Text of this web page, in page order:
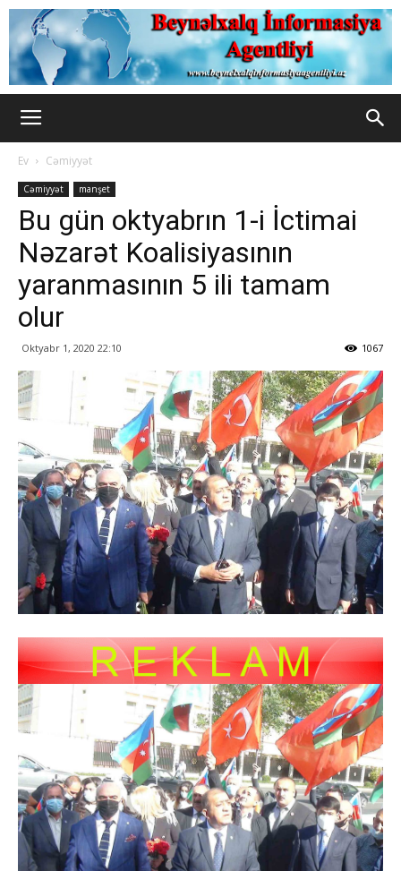
Ev Cəmiyyət
Cəmiyyət manşet
Bu gün oktyabrın 1-i İctimai
Nəzarət Koalisiyasının
yaranmasının 5 ili tamam
olur
Oktyabr 1, 2020 22:10 1067